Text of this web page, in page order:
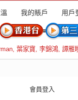
我的賬戶 用戶
, 葉家寶, 李錦鴻, 譚雁
會員登入